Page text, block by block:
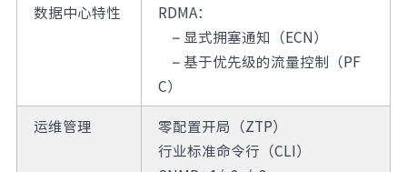
数据中心特性
RDMA：
–显式拥塞通知（ECN）
– 基于优先级的流量控制（PF
C）
运维管理
零配置开局（ZTP）
行业标准命令行（CLI）